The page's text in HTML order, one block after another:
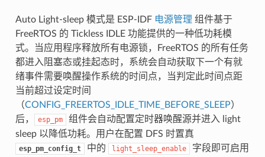
Auto Light-sleep 模式是 ESP-IDF 电源管理 组件基于
FreeRTOS 的 Tickless IDLE 功能提供的一种低功耗模
式。当应用程序释放所有电源锁，FreeRTOS 的所有任务
都进入阻塞态或挂起态时，系统会自动获取下一个有就
绪事件需要唤醒操作系统的时间点，当判定此时间点距
当前超过设定时间
（CONFIG_FREERTOS_IDLE_TIME_BEFORE_SLEEP）
后，
esp_pm
组件会自动配置定时器唤醒源并进入 light
sleep 以降低功耗。用户在配置 DFS 时置真
esp_pm_config_t 中的 light_sleep_enable
字段即可启用